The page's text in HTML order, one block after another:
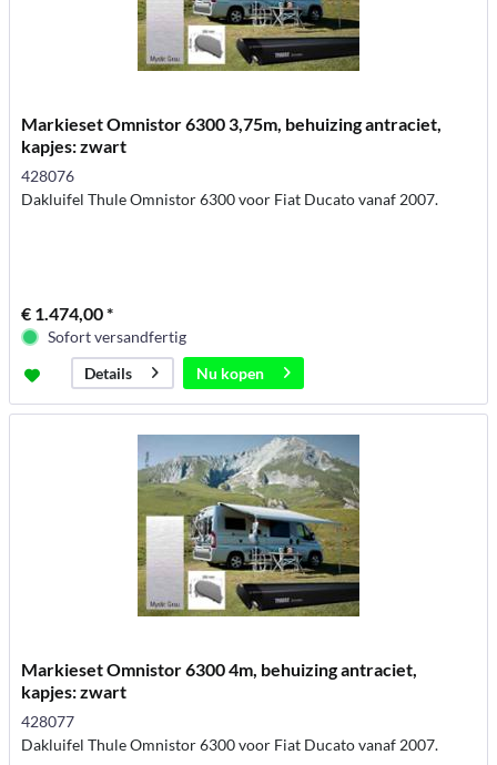
Markieset Omnistor 6300 3,75m, behuizing antraciet,
kapjes: zwart
428076
Dakluifel Thule Omnistor 6300 voor Fiat Ducato vanaf 2007.
€ 1.474,00 *
Sofort versandfertig
Details
Nu kopen
Markieset Omnistor 6300 4m, behuizing antraciet,
kapjes: zwart
428077
Dakluifel Thule Omnistor 6300 voor Fiat Ducato vanaf 2007.